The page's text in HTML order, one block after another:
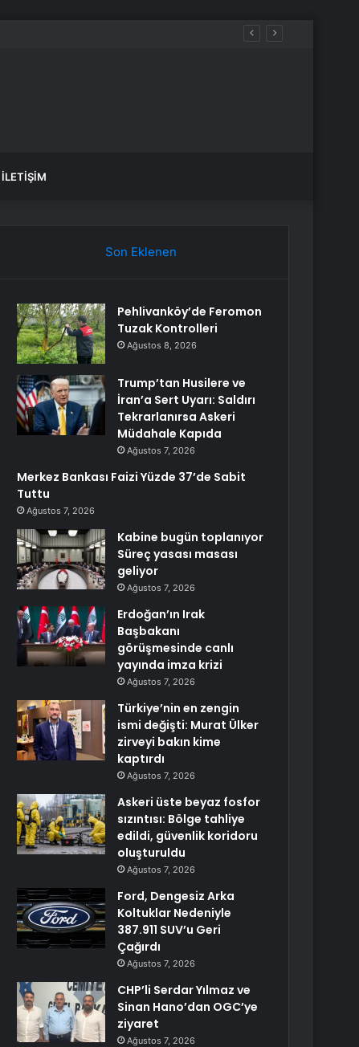
İLETIŞIM
Son Eklenen
Pehlivanköy’de Feromon
Tuzak Kontrolleri
Ağustos 8, 2026
Trump’tan Husilere ve
İran’a Sert Uyarı: Saldırı
Tekrarlanırsa Askeri
Müdahale Kapıda
Ağustos 7, 2026
Merkez Bankası Faizi Yüzde 37’de Sabit
Tuttu
Ağustos 7, 2026
Kabine bugün toplanıyor
Süreç yasası masası
geliyor
Ağustos 7, 2026
Erdoğan’ın Irak
Başbakanı
görüşmesinde canlı
yayında imza krizi
Ağustos 7, 2026
Türkiye’nin en zengin
ismi değişti: Murat Ülker
zirveyi bakın kime
kaptırdı
Ağustos 7, 2026
Askeri üste beyaz fosfor
sızıntısı: Bölge tahliye
edildi, güvenlik koridoru
oluşturuldu
Ağustos 7, 2026
Ford, Dengesiz Arka
Koltuklar Nedeniyle
387.911 SUV’u Geri
Çağırdı
Ağustos 7, 2026
CHP’li Serdar Yılmaz ve
Sinan Hano’dan OGC’ye
ziyaret
Ağustos 7, 2026